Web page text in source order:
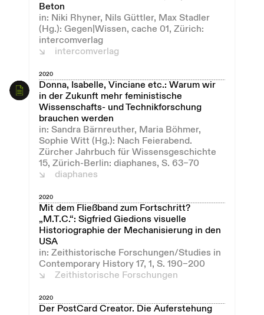
Beton
in: Niki Rhyner, Nils Güttler, Max Stadler
(Hg.): Gegen|Wissen, cache 01, Zürich:
intercomverlag
intercomverlag
2020
Donna, Isabelle, Vinciane etc.: Warum wir
in der Zukunft mehr feministische
Wissenschafts- und Technikforschung
brauchen werden
in: Sandra Bärnreuther, Maria Böhmer,
Sophie Witt (Hg.): Nach Feierabend.
Zürcher Jahrbuch für Wissensgeschichte
15, Zürich-Berlin: diaphanes, S. 63–70
diaphanes
2020
Mit dem Fließband zum Fortschritt?
„M.T.C.“: Sigfried Giedions visuelle
Historiographie der Mechanisierung in den
USA
in: Zeithistorische Forschungen/Studies in
Contemporary History 17, 1, S. 190–200
Zeithistorische Forschungen
2020
Der PostCard Creator. Die Auferstehung